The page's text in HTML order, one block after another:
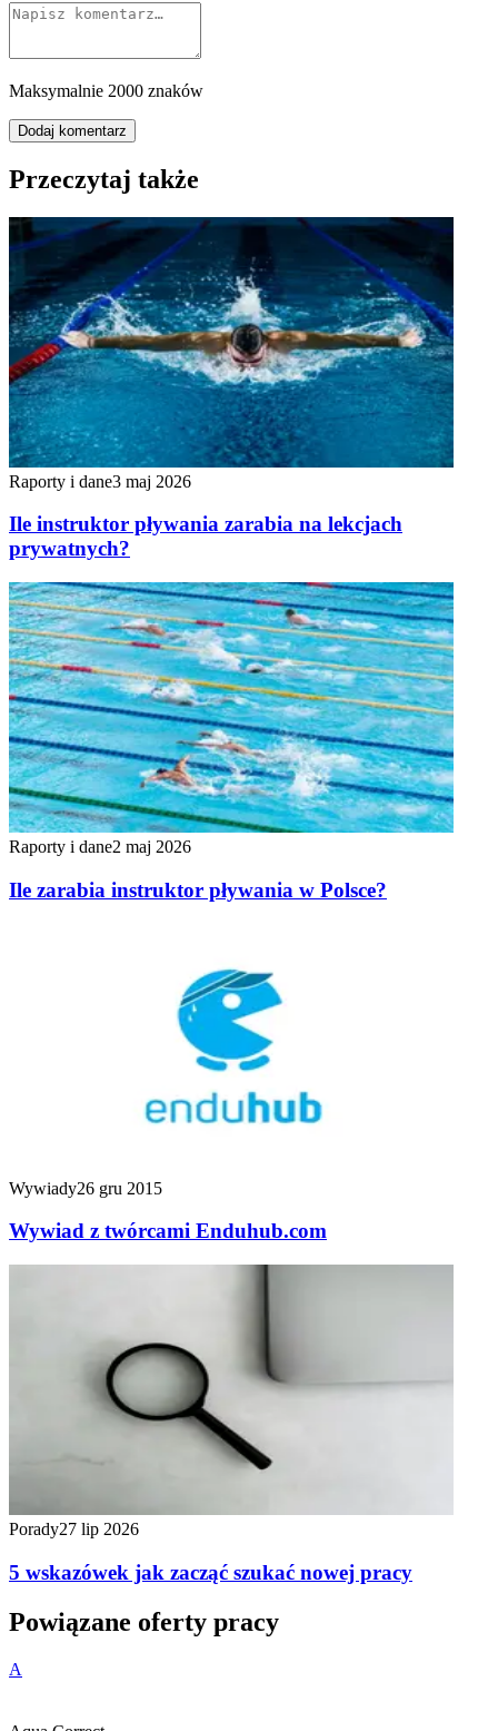
Maksymalnie 2000 znaków
Dodaj komentarz
Przeczytaj także
Raporty i dane3 maj 2026
Ile instruktor pływania zarabia na lekcjach
prywatnych?
Raporty i dane2 maj 2026
Ile zarabia instruktor pływania w Polsce?
Wywiady26 gru 2015
Wywiad z twórcami Enduhub.com
Porady27 lip 2026
5 wskazówek jak zacząć szukać nowej pracy
Powiązane oferty pracy
A